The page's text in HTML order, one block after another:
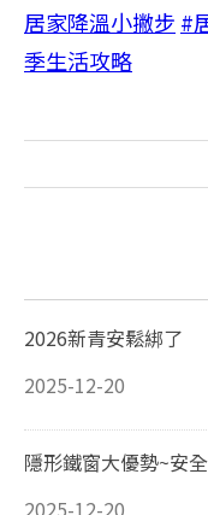
居家降溫小撇步 #
季生活攻略
2026新青安鬆綁了
2025-12-20
隱形鐵窗大優勢~安
2025-12-20